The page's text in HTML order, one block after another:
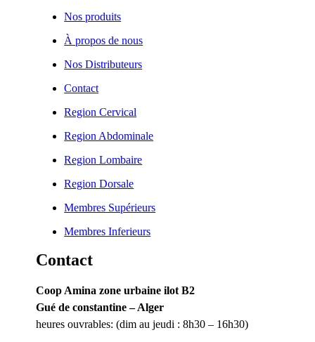
Nos produits
À propos de nous
Nos Distributeurs
Contact
Region Cervical
Region Abdominale
Region Lombaire
Region Dorsale
Membres Supérieurs
Membres Inferieurs
Contact
Coop Amina zone urbaine ilot B2
Gué de constantine – Alger
heures ouvrables: (dim au jeudi : 8h30 – 16h30)